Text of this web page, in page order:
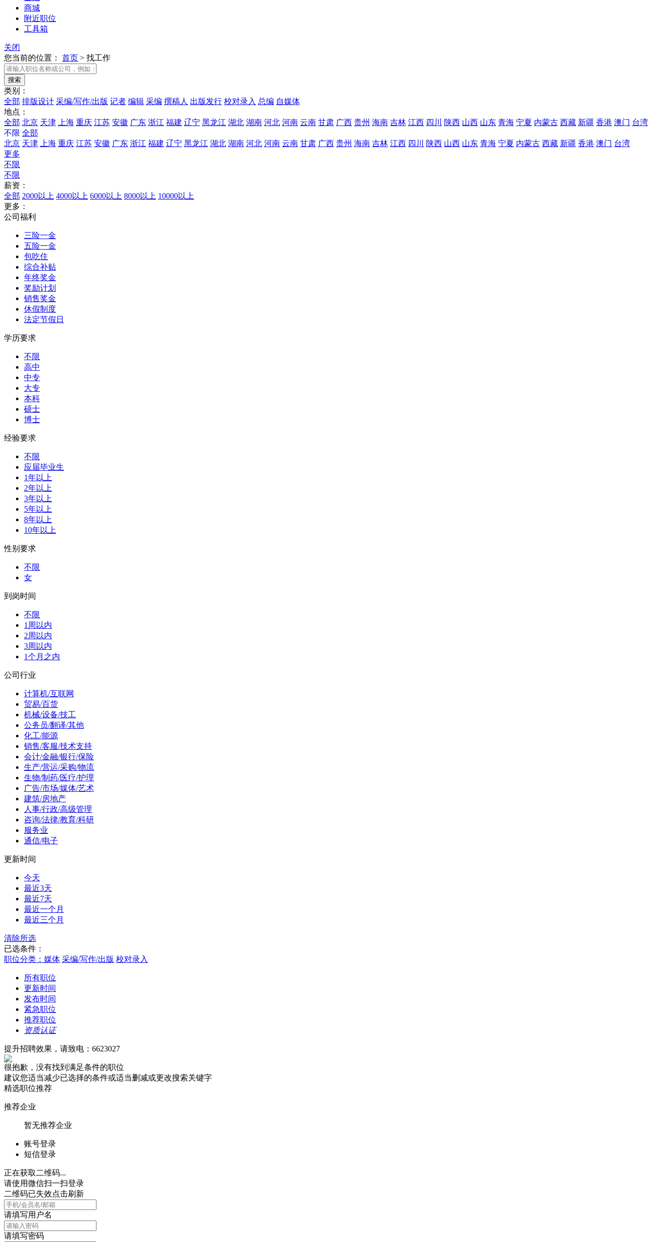
商城
附近职位
工具箱
关闭
您当前的位置： 首页 > 找工作
类别：
全部 排版设计 采编/写作/出版 记者 编辑 采编 撰稿人 出版发行 校对录入 总编 自媒体
地点：
全部 北京 天津 上海 重庆 江苏 安徽 广东 浙江 福建 辽宁 黑龙江 湖北 湖南 河北 河南 云南 甘肃 广西 贵州 海南 吉林 江西 四川 陕西 山西 山东 青海 宁夏 内蒙古 西藏 新疆 香港 澳门 台湾
不限 全部
北京 天津 上海 重庆 江苏 安徽 广东 浙江 福建 辽宁 黑龙江 湖北 湖南 河北 河南 云南 甘肃 广西 贵州 海南 吉林 江西 四川 陕西 山西 山东 青海 宁夏 内蒙古 西藏 新疆 香港 澳门 台湾
更多
不限
不限
薪资：
全部 2000以上 4000以上 6000以上 8000以上 10000以上
更多：
公司福利
三险一金
五险一金
包吃住
综合补贴
年终奖金
奖励计划
销售奖金
休假制度
法定节假日
学历要求
不限
高中
中专
大专
本科
硕士
博士
经验要求
不限
应届毕业生
1年以上
2年以上
3年以上
5年以上
8年以上
10年以上
性别要求
不限
女
到岗时间
不限
1周以内
2周以内
3周以内
1个月之内
公司行业
计算机/互联网
贸易/百货
机械/设备/技工
公务员/翻译/其他
化工/能源
销售/客服/技术支持
会计/金融/银行/保险
生产/营运/采购/物流
生物/制药/医疗/护理
广告/市场/媒体/艺术
建筑/房地产
人事/行政/高级管理
咨询/法律/教育/科研
服务业
通信/电子
更新时间
今天
最近3天
最近7天
最近一个月
最近三个月
清除所选
已选条件：
职位分类：媒体 采编/写作/出版 校对录入
所有职位
更新时间
发布时间
紧急职位
推荐职位
资质认证
提升招聘效果，请致电：6623027
很抱歉，没有找到满足条件的职位
建议您适当减少已选择的条件或适当删减或更改搜索关键字
精选职位推荐
推荐企业
暂无推荐企业
账号登录
短信登录
正在获取二维码...
请使用微信扫一扫登录
二维码已失效点击刷新
请填写用户名
请填写密码